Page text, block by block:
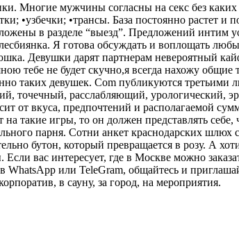
Многие мужчины согласны на секс без
•узбечки; •трансы. База постоянно растет
в разделе “выезд”. Предложений интим
Я готова обсуждать и воплощать
Девушки дарят партнерам невероятный
тебе не будет скучно,я всегда нахожу
таких девушек. Com публикуются
точечный, расслабляющий,
от вкуса, предпочтений и располагаемой
такие игры, то он должен представлять
парня. Сотни анкет краснодарских
бутон, который превращается в розу. А
вас интересует, где в Москве можно
WhatsApp или TeleGram, общайтесь и
в сауну, за город, на мероприятия.